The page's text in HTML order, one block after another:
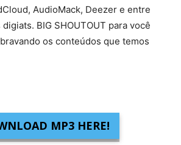
AudioMack, Deezer e entre
BIG SHOUTOUT para você
os conteúdos que temos
MP3 HERE!